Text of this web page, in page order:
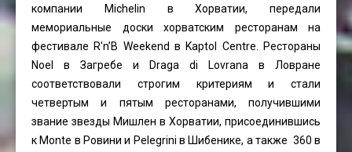
компании Michelin в Хорватии, передали
мемориальные доски хорватским ресторанам на
фестивале R'n’B Weekend в Kaptol Centre. Рестораны
Noel в Загребе и Draga di Lovrana в Ловране
соответствовали строгим критериям и стали
четвертым и пятым ресторанами, получившими
звание звезды Мишлен в Хорватии, присоединившись
к Monte в Ровини и Pelegrini в Шибенике, а также 360 в